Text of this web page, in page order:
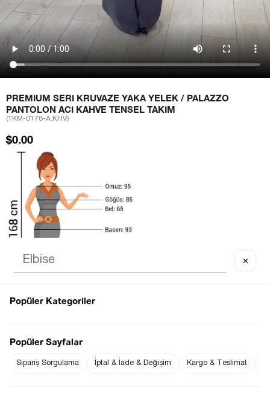
PREMIUM SERI KRUVAZE YAKA YELEK / PALAZZO
PANTOLON ACI KAHVE TENSEL TAKIM
(TKM-0178-A.KHV)
$0.00
✕
Popüler Kategoriler
Popüler Sayfalar
Sipariş Sorgulama İptal & İade & Değişim Kargo & Teslimat